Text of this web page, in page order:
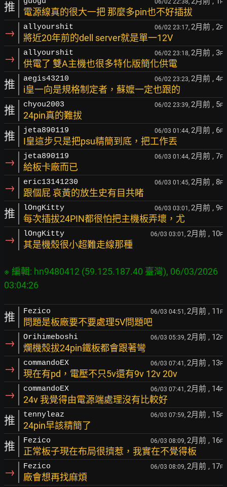
推 06/02 22:38, F
電源線真的很大一把 那麼多pin也不好插拔
→ allyourshit 06/02 23:17, 2月前 , 2F
將近20年前的dell server就是單一12V
→ allyourshit 06/02 23:18, 2月前 , 3F
供電了 雙A主機也很多特化版簡化供電
推 aegis43210 06/02 23:23, 2月前 , 4F
i皇一向是規格制定者，蘇嬤一定也跟的
推 chyou2003 06/02 23:39, 2月前 , 5F
24pin真的難拔
推 jeta890119 06/03 01:44, 2月前 , 6F
I皇這步只是把psu精簡到底，把工作丟
→ jeta890119 06/03 01:44, 2月前 , 7F
給板卡廠而已
→ eric13141230 06/03 01:45, 2月前 , 8F
跟個屁 哀黃的放生史有目共睹
推 lOngKitty 06/03 03:01, 2月前 , 9F
每次插拔24PIN都很怕把主機板弄壞，尤
→ lOngKitty 06/03 03:01, 2月前 , 10F
其是機殼很小超難走線那種
※ 編輯: hn9480412 (59.125.187.40 臺灣), 06/03/2026
推 Fezico 06/03 04:51, 2月前 , 11 F
問題是板廠要不要處理5V問題吧
→ Orihimeboshi 06/03 05:39, 2月前 , 12F
爛機殼拔24pin鐵板都會跟著彎
→ commandoEX 06/03 07:41, 2月前 , 13F
現在有pd，電壓不只5v還有9v 12v 20v
→ commandoEX 06/03 07:41, 2月前 , 14F
24v 我覺得由電源端處理沒有比較好
推 tennyleaz 06/03 07:59, 2月前 , 15F
24pin早該精簡了
推 Fezico 06/03 08:09, 2月前 , 16F
正常板子現在布局很擠惹，我實在不覺得板
→ Fezico 06/03 08:09, 2月前 , 17F
廠會想再找麻煩